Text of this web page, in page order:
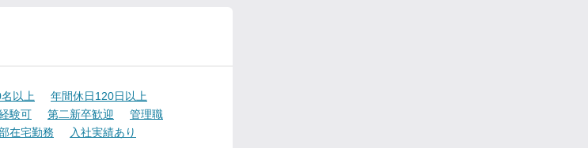
以上
年間休日120日以上
験可 第二新卒歓迎
管理職
在宅勤務
入社実績あり